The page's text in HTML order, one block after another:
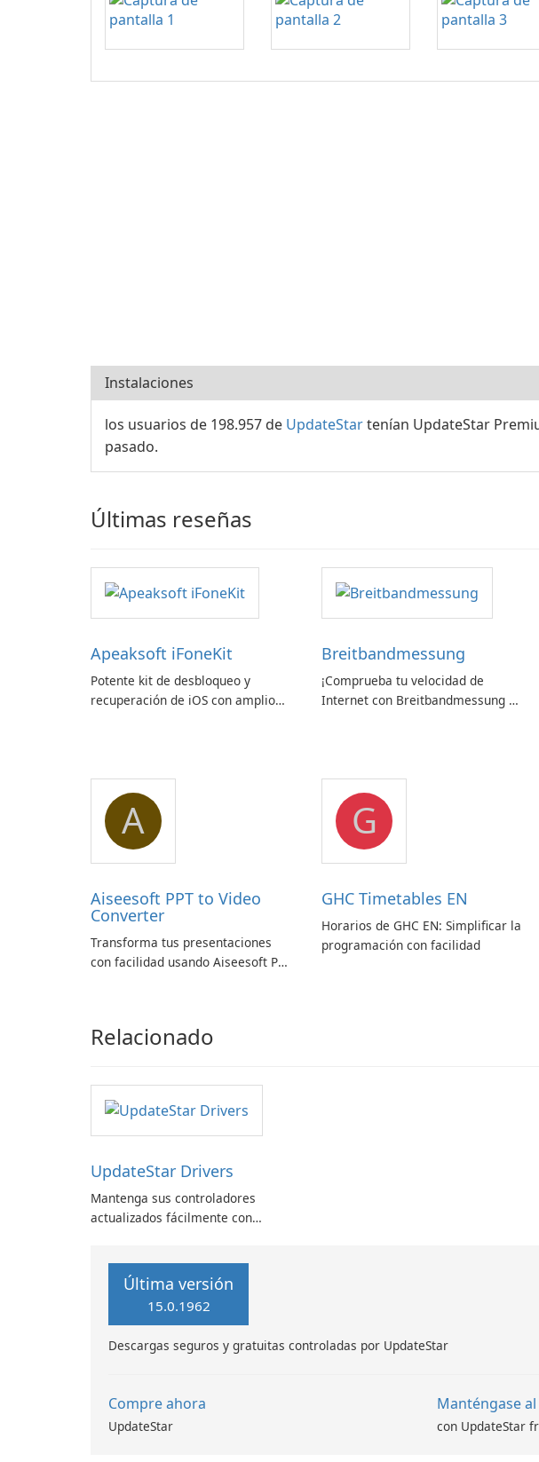
Instalaciones
los usuarios de 198.957 de UpdateStartenían UpdateStar
pasado.
Últimas reseñas
Apeaksoft iFoneKit
Potente kit de desbloqueo y
recuperación de iOS con amplio
Breitbandmessung
¡Comprueba tu velocidad de
Internet con Breitbandmessung de
A
Aiseesoft PPT to Video
Converter
Transforma tus presentaciones
con facilidad usando Aiseesoft PPT
G
GHC Timetables EN
Horarios de GHC EN: Simplificar la
programación con facilidad
Relacionado
UpdateStar Drivers
Mantenga sus controladores
actualizados fácilmente con
Última versión
15.0.1962
Descargas seguros y gratuitas controladas por UpdateStar
Compre ahora
UpdateStar
Manténgase
con UpdateStar